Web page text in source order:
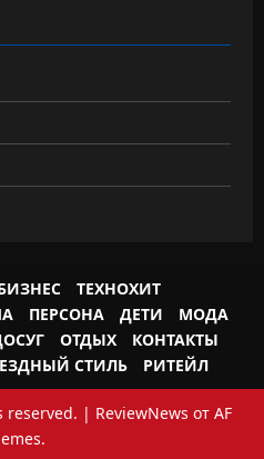
ТЕХНОХИТ
ПЕРСОНА ДЕТИ
МОДА
ОТДЫХ
КОНТАКТЫ
СТИЛЬ РИТЕЙЛ
reserved. | ReviewNews от AF